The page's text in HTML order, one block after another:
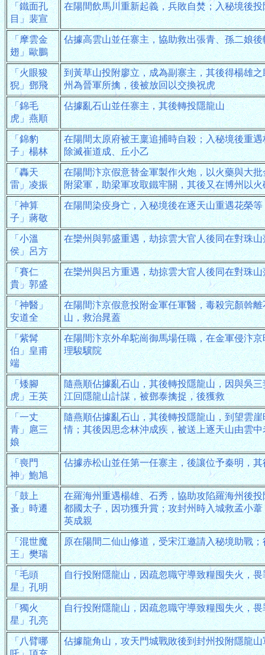
「鐵面孔
目」裴宣
在陽間飲馬川重新起義，兵敗自焚；入秘境後
「摩雲金
翅」歐鵬
佔據高雲山並任寨主，協助救出張青、孫二娘
「火眼狻
猊」鄧飛
到黃草山投附廖立，成為副寨主，其後得楊雄
州為晉軍所擒，後被放回以交換祝虎
「錦毛
虎」燕順
佔據亂石山並任寨主，其後轉投隱龍山
「錦豹
子」楊林
在陽間太原府被王稟追捕時自殺；入秘境後重
除滅崔道成、丘小乙
「轟天
雷」凌振
在陽間汴京假意替金軍製作火炮，以火藥與大
附梁軍，助梁軍攻取鐵牢關，其後又在博州以
「神算
子」蔣敬
在陽間染疫身亡，入秘境後在逐天山重遇花榮
「小溫
侯」呂方
在欒州與郭盛重遇，劫掠雲大官人後同在對珠
「賽仁
貴」郭盛
在欒州與呂方重遇，劫掠雲大官人後同在對珠
「神醫」
安道全
在陽間汴京假意投附金軍任軍醫，毒殺完顏斡
山，救治晁蓋
「紫髯
伯」皇甫
端
在陽間汴京外牟駝崗御馬場任職，在金軍侵汴
理駿驥院
「矮腳
虎」王英
隨燕順佔據亂石山，其後轉投隱龍山，因與吳
江回隱龍山計謀，被鄧泰擒捉，後獲救
「一丈
青」扈三
娘
隨燕順佔據亂石山，其後轉投隱龍山，到望雲
情；其後因思念林沖成疾，被送上逐天山由雲
「喪門
神」鮑旭
佔據赤松山並任第一任寨主，後讓位予秦明，
「鼓上
蚤」時遷
在羅海州重遇楊雄、石秀，協助攻陷羅海州後
都國太子，因功獲升賞；攻封州時入城救孟小
英成親
「混世魔
王」樊瑞
原在陽間二仙山修道，受宋江邀請入秘境助戰
「毛頭
星」孔明
自行投附隱龍山，因疏忽職守導致糧囤失火，
「獨火
星」孔亮
自行投附隱龍山，因疏忽職守導致糧囤失火，
「八臂哪
佔據龍角山，攻天門城戰敗後到封州投附隱龍山